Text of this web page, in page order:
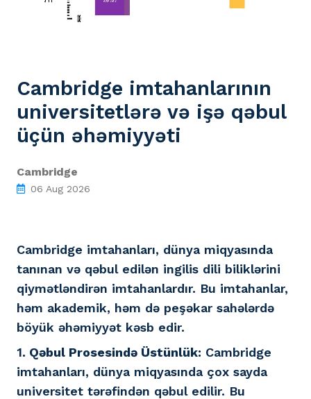
Cambridge imtahanlarının
universitetlərə və işə qəbul
üçün əhəmiyyəti
Cambridge
06 Aug 2026
Cambridge imtahanları, dünya miqyasında
tanınan və qəbul edilən ingilis dili biliklərini
qiymətləndirən imtahanlardır. Bu imtahanlar,
həm akademik, həm də peşəkar sahələrdə
böyük əhəmiyyət kəsb edir.
1. Qəbul Prosesində Üstünlük: Cambridge
imtahanları, dünya miqyasında çox sayda
universitet tərəfindən qəbul edilir. Bu